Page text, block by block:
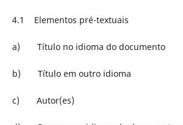
4.1 Elementos pré-textuais
a) Título no idioma do documento
b) Título em outro idioma
c) Autor(es)